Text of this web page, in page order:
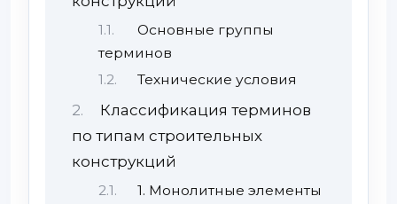
Основные группы
терминов
Технические условия
Классификация терминов
по типам строительных
конструкций
1. Монолитные элементы